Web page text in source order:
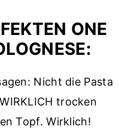
ONE
Nicht die Pasta
trocken
Topf. Wirklich!